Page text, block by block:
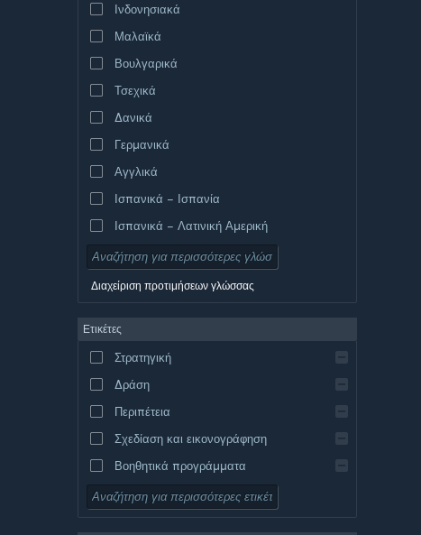
Ινδονησιακά
Μαλαϊκά
Βουλγαρικά
Τσεχικά
Δανικά
Γερμανικά
Αγγλικά
Ισπανικά – Ισπανία
Ισπανικά – Λατινική Αμερική
Διαχείριση προτιμήσεων γλώσσας
Ετικέτες
Στρατηγική
Δράση
Περιπέτεια
Σχεδίαση και εικονογράφηση
Βοηθητικά προγράμματα
Δωρεάν για παίξιμο